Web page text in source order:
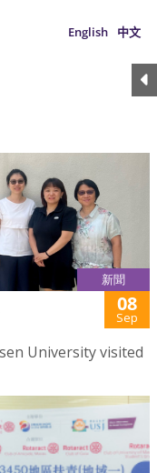
English 中文
新聞
08
Sep
University visited